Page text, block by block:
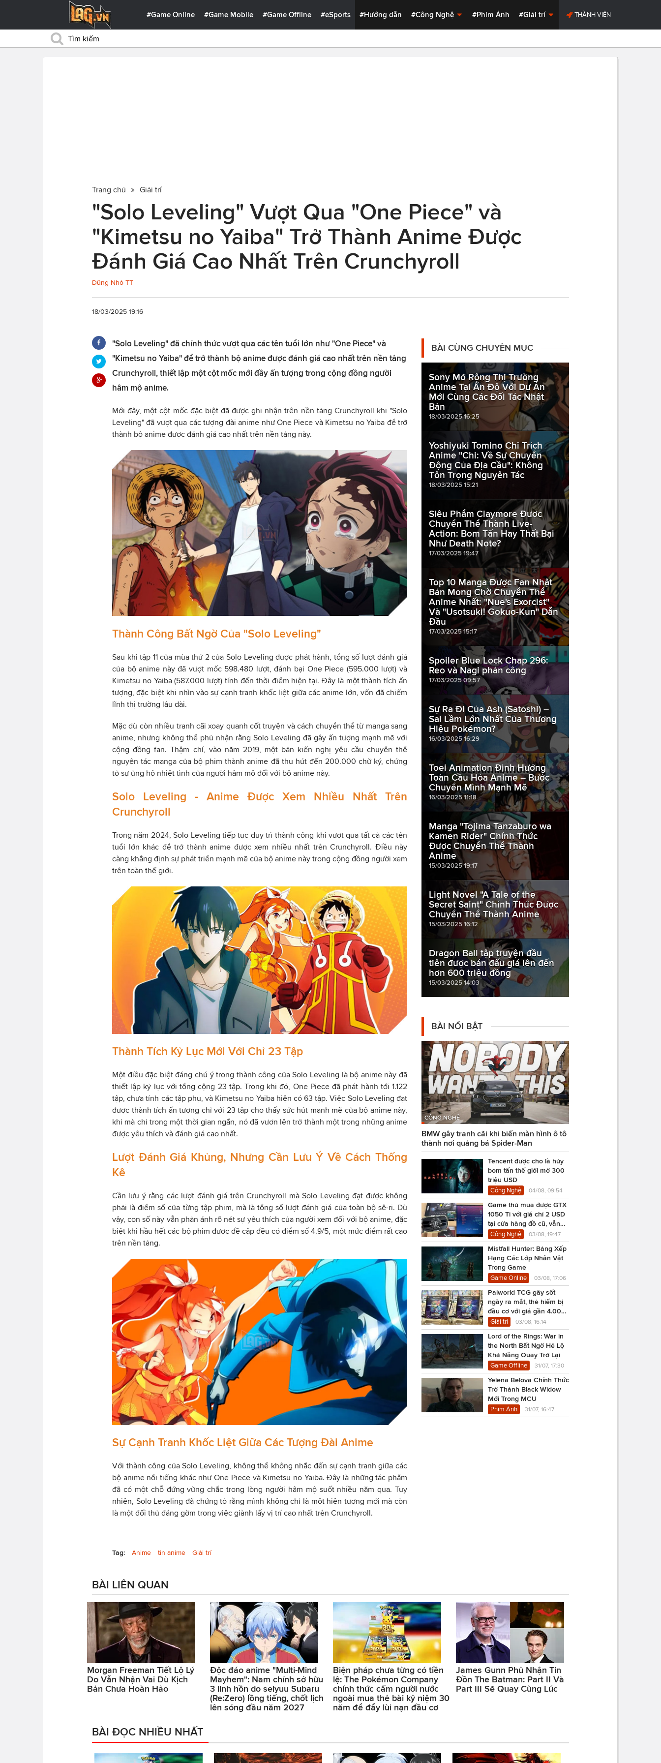
#Game Online #Game Mobile #Game Offline #eSports #Hướng dẫn #Công Nghệ #Phim Ảnh #Giải trí THÀNH VIÊN
Trang chủ Giải trí
"Solo Leveling" Vượt Qua "One Piece" và
"Kimetsu no Yaiba" Trở Thành Anime Được
Đánh Giá Cao Nhất Trên Crunchyroll
Dũng Nhỏ TT
18/03/2025 19:16
"Solo Leveling" đã chính thức vượt qua các tên tuổi lớn như "One Piece" và
"Kimetsu no Yaiba" để trở thành bộ anime được đánh giá cao nhất trên nền tảng
Crunchyroll, thiết lập một cột mốc mới đầy ấn tượng trong cộng đồng người
hâm mộ anime.
Mới đây, một cột mốc đặc biệt đã được ghi nhận trên nền tảng Crunchyroll khi "Solo
Leveling" đã vượt qua các tượng đài anime như One Piece và Kimetsu no Yaiba để trở
thành bộ anime được đánh giá cao nhất trên nền tảng này.
Thành Công Bất Ngờ Của "Solo Leveling"
Sau khi tập 11 của mùa thứ 2 của Solo Leveling được phát hành, tổng số lượt đánh giá
của bộ anime này đã vượt mốc 598.480 lượt, đánh bại One Piece (595.000 lượt) và
Kimetsu no Yaiba (587.000 lượt) tính đến thời điểm hiện tại. Đây là một thành tích ấn
tượng, đặc biệt khi nhìn vào sự cạnh tranh khốc liệt giữa các anime lớn, vốn đã chiếm
lĩnh thị trường lâu dài.
Mặc dù còn nhiều tranh cãi xoay quanh cốt truyện và cách chuyển thể từ manga sang
anime, nhưng không thể phủ nhận rằng Solo Leveling đã gây ấn tượng mạnh mẽ với
cộng đồng fan. Thậm chí, vào năm 2019, một bản kiến nghị yêu cầu chuyển thể
nguyên tác manga của bộ phim thành anime đã thu hút đến 200.000 chữ ký, chứng
tỏ sự ủng hộ nhiệt tình của người hâm mộ đối với bộ anime này.
Solo Leveling - Anime Được Xem Nhiều Nhất Trên
Crunchyroll
Trong năm 2024, Solo Leveling tiếp tục duy trì thành công khi vượt qua tất cả các tên
tuổi lớn khác để trở thành anime được xem nhiều nhất trên Crunchyroll. Điều này
càng khẳng định sự phát triển mạnh mẽ của bộ anime này trong cộng đồng người xem
trên toàn thế giới.
Thành Tích Kỷ Lục Mới Với Chỉ 23 Tập
Một điều đặc biệt đáng chú ý trong thành công của Solo Leveling là bộ anime này đã
thiết lập kỷ lục với tổng cộng 23 tập. Trong khi đó, One Piece đã phát hành tới 1.122
tập, chưa tính các tập phụ, và Kimetsu no Yaiba hiện có 63 tập. Việc Solo Leveling đạt
được thành tích ấn tượng chỉ với 23 tập cho thấy sức hút mạnh mẽ của bộ anime này,
khi mà chỉ trong một thời gian ngắn, nó đã vươn lên trở thành một trong những anime
được yêu thích và đánh giá cao nhất.
Lượt Đánh Giá Khủng, Nhưng Cần Lưu Ý Về Cách Thống
Kê
Cần lưu ý rằng các lượt đánh giá trên Crunchyroll mà Solo Leveling đạt được không
phải là điểm số của từng tập phim, mà là tổng số lượt đánh giá của toàn bộ sê-ri. Dù
vậy, con số này vẫn phản ánh rõ nét sự yêu thích của người xem đối với bộ anime, đặc
biệt khi hầu hết các bộ phim được đề cập đều có điểm số 4.9/5, một mức điểm rất cao
trên nền tảng.
Sự Cạnh Tranh Khốc Liệt Giữa Các Tượng Đài Anime
Với thành công của Solo Leveling, không thể không nhắc đến sự cạnh tranh giữa các
bộ anime nổi tiếng khác như One Piece và Kimetsu no Yaiba. Đây là những tác phẩm
đã có một chỗ đứng vững chắc trong lòng người hâm mộ suốt nhiều năm qua. Tuy
nhiên, Solo Leveling đã chứng tỏ rằng mình không chỉ là một hiện tượng mới mà còn
là một đối thủ đáng gờm trong việc giành lấy vị trí cao nhất trên Crunchyroll.
Tag: Anime tin anime Giải trí
BÀI CÙNG CHUYÊN MỤC
Sony Mở Rộng Thị Trường
Anime Tại Ấn Độ Với Dự Án
Mới Cùng Các Đối Tác Nhật
Bản
18/03/2025 16:25
Yoshiyuki Tomino Chỉ Trích
Anime "Chi: Về Sự Chuyển
Động Của Địa Cầu": Không
Tôn Trọng Nguyên Tác
18/03/2025 15:21
Siêu Phẩm Claymore Được
Chuyển Thể Thành Live-
Action: Bom Tấn Hay Thất Bại
Như Death Note?
17/03/2025 19:47
Top 10 Manga Được Fan Nhật
Bản Mong Chờ Chuyển Thể
Anime Nhất: "Nue's Exorcist"
Và "Usotsuki! Gokuo-Kun" Dẫn
Đầu
17/03/2025 15:17
Spoiler Blue Lock Chap 296:
Reo và Nagi phản công
17/03/2025 09:57
Sự Ra Đi Của Ash (Satoshi) –
Sai Lầm Lớn Nhất Của Thương
Hiệu Pokémon?
16/03/2025 16:29
Toei Animation Định Hướng
Toàn Cầu Hóa Anime – Bước
Chuyển Mình Mạnh Mẽ
16/03/2025 11:18
Manga "Tojima Tanzaburo wa
Kamen Rider" Chính Thức
Được Chuyển Thể Thành
Anime
15/03/2025 19:17
Light Novel "A Tale of the
Secret Saint" Chính Thức Được
Chuyển Thể Thành Anime
15/03/2025 16:12
Dragon Ball tập truyện đầu
tiên được bán đấu giá lên đến
hơn 600 triệu đồng
15/03/2025 14:03
BÀI NỔI BẬT
CÔNG NGHỆ
BMW gây tranh cãi khi biến màn hình ô tô
thành nơi quảng bá Spider-Man
Tencent được cho là hủy
bom tấn thế giới mở 300
triệu USD
Công Nghệ 04/08, 09:54
Game thủ mua được GTX
1050 Ti với giá chỉ 2 USD
tại cửa hàng đồ cũ, vẫn
chạy Cyberpunk 2077
Công Nghệ 03/08, 19:47
Mistfall Hunter: Bảng Xếp
Hạng Các Lớp Nhân Vật
Trong Game
Game Online 03/08, 17:06
Palworld TCG gây sốt
ngày ra mắt, thẻ hiếm bị
đầu cơ với giá gần 4.000
USD
Giải trí 03/08, 16:14
Lord of the Rings: War in
the North Bất Ngờ Hé Lộ
Khả Năng Quay Trở Lại
Game Offline 31/07, 17:30
Yelena Belova Chính Thức
Trở Thành Black Widow
Mới Trong MCU
Phim Ảnh 31/07, 16:47
BÀI LIÊN QUAN
Morgan Freeman Tiết Lộ Lý
Do Vẫn Nhận Vai Dù Kịch
Bản Chưa Hoàn Hảo
Độc đáo anime "Multi-Mind
Mayhem": Nam chính sở hữu
3 linh hồn do seiyuu Subaru
(Re:Zero) lồng tiếng, chốt lịch
lên sóng đầu năm 2027
Biện pháp chưa từng có tiền
lệ: The Pokémon Company
chính thức cấm người nước
ngoài mua thẻ bài kỷ niệm 30
năm để đẩy lùi nạn đầu cơ
James Gunn Phủ Nhận Tin
Đồn The Batman: Part II Và
Part III Sẽ Quay Cùng Lúc
BÀI ĐỌC NHIỀU NHẤT